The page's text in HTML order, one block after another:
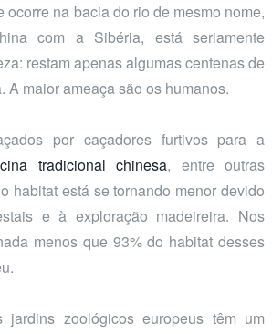
ocorre na bacia do rio de mesmo nome,
com a Sibéria, está seriamente
restam apenas algumas centenas de
A maior ameaça são os humanos.
por caçadores furtivos para a
tradicional chinesa, entre outras
habitat está se tornando menor devido
e à exploração madeireira. Nos
menos que 93% do habitat desses
zoológicos europeus têm um